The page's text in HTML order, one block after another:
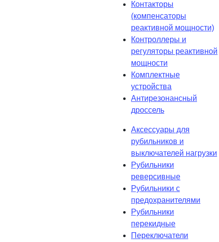
Контакторы
(компенсаторы
реактивной мощности)
Контроллеры и
регуляторы реактивной
мощности
Комплектные
устройства
Антирезонансный
дроссель
Аксессуары для
рубильников и
выключателей нагрузки
Рубильники
реверсивные
Рубильники с
предохранителями
Рубильники
перекидные
Переключатели